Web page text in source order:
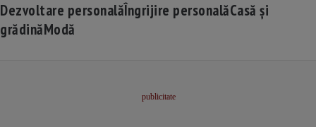
Dezvoltare personalăÎngrijire personalăCasă și
grădinăModă